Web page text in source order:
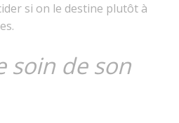
si on le destine plutôt à
de son